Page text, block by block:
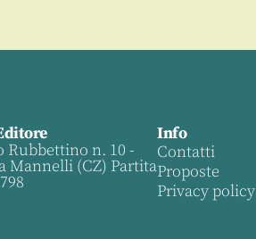
Rubbettino n. 10 -
Mannelli (CZ) Partita
Info
Contatti
Proposte
Privacy policy